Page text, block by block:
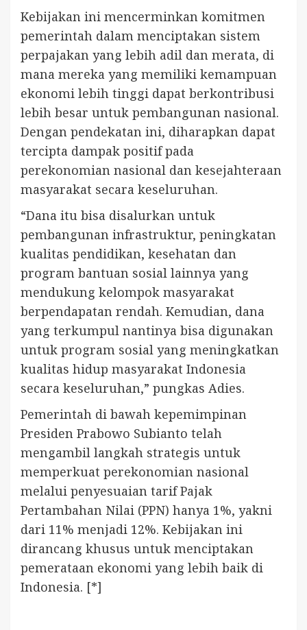
Kebijakan ini mencerminkan komitmen
pemerintah dalam menciptakan sistem
perpajakan yang lebih adil dan merata, di
mana mereka yang memiliki kemampuan
ekonomi lebih tinggi dapat berkontribusi
lebih besar untuk pembangunan nasional.
Dengan pendekatan ini, diharapkan dapat
tercipta dampak positif pada
perekonomian nasional dan kesejahteraan
masyarakat secara keseluruhan.
“Dana itu bisa disalurkan untuk
pembangunan infrastruktur, peningkatan
kualitas pendidikan, kesehatan dan
program bantuan sosial lainnya yang
mendukung kelompok masyarakat
berpendapatan rendah. Kemudian, dana
yang terkumpul nantinya bisa digunakan
untuk program sosial yang meningkatkan
kualitas hidup masyarakat Indonesia
secara keseluruhan,” pungkas Adies.
Pemerintah di bawah kepemimpinan
Presiden Prabowo Subianto telah
mengambil langkah strategis untuk
memperkuat perekonomian nasional
melalui penyesuaian tarif Pajak
Pertambahan Nilai (PPN) hanya 1%, yakni
dari 11% menjadi 12%. Kebijakan ini
dirancang khusus untuk menciptakan
pemerataan ekonomi yang lebih baik di
Indonesia. [*]